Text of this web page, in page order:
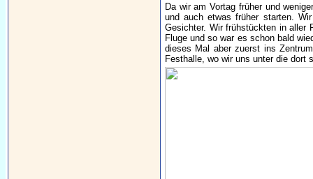
Da wir am Vortag früher und
und auch etwas früher starten.
Gesichter. Wir frühstückten in aller
Fluge und so war es schon bald
dieses Mal aber zuerst ins
Festhalle, wo wir uns unter die dort